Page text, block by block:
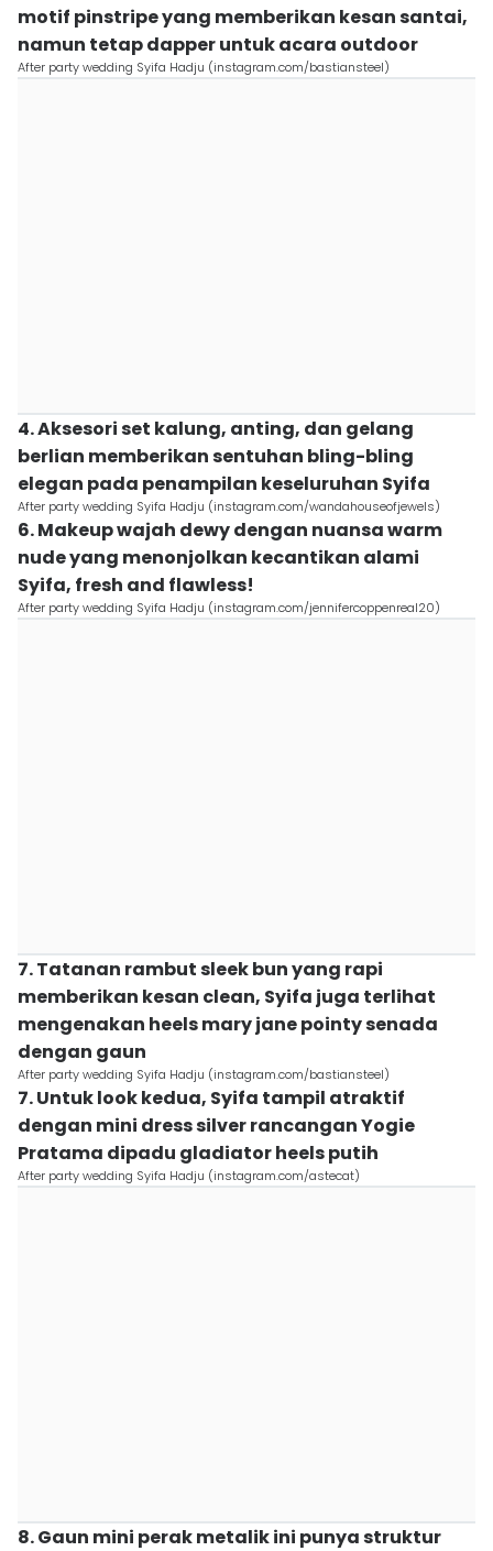
motif pinstripe yang memberikan kesan santai,
namun tetap dapper untuk acara outdoor
After party wedding Syifa Hadju (instagram.com/bastiansteel)
4. Aksesori set kalung, anting, dan gelang
berlian memberikan sentuhan bling-bling
elegan pada penampilan keseluruhan Syifa
After party wedding Syifa Hadju (instagram.com/wandahouseofjewels)
6. Makeup wajah dewy dengan nuansa warm
nude yang menonjolkan kecantikan alami
Syifa, fresh and flawless!
After party wedding Syifa Hadju (instagram.com/jennifercoppenreal20)
7. Tatanan rambut sleek bun yang rapi
memberikan kesan clean, Syifa juga terlihat
mengenakan heels mary jane pointy senada
dengan gaun
After party wedding Syifa Hadju (instagram.com/bastiansteel)
7. Untuk look kedua, Syifa tampil atraktif
dengan mini dress silver rancangan Yogie
Pratama dipadu gladiator heels putih
After party wedding Syifa Hadju (instagram.com/astecat)
8. Gaun mini perak metalik ini punya struktur